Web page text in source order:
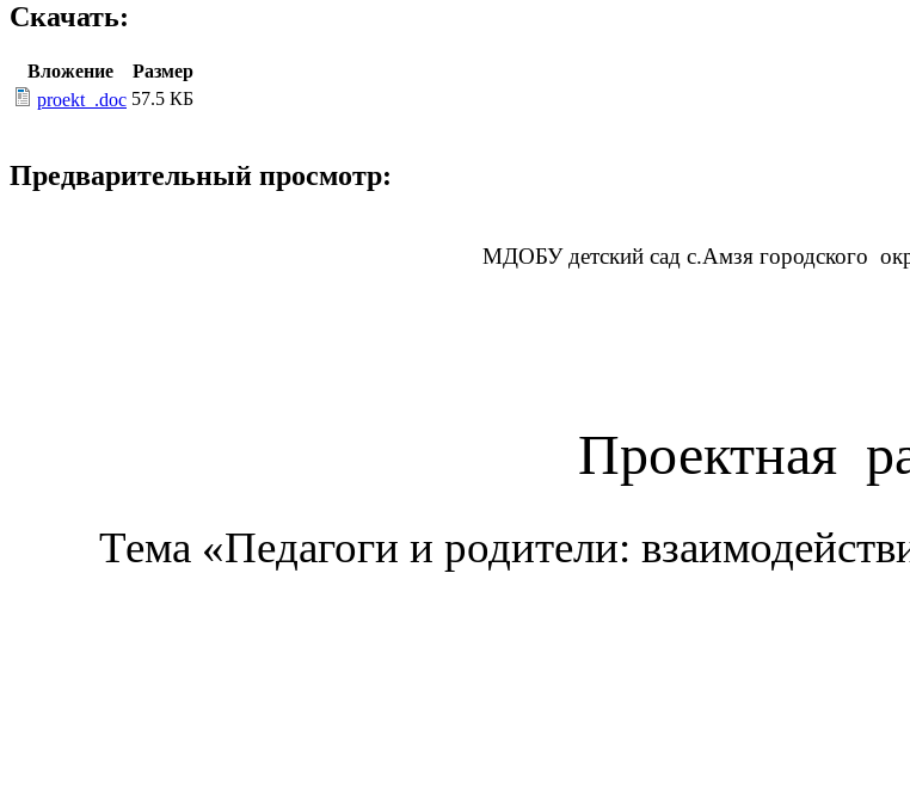
Скачать:
Вложение
Размер
proekt_.doc 57.5 КБ
Предварительный просмотр:
МДОБУ детский сад с.Амзя городского
Проектная
Тема «Педагоги и родители: